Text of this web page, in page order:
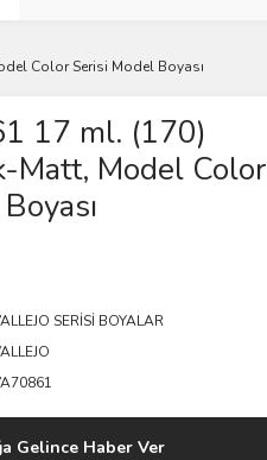
Color Serisi Model Boyası
17 ml. (170)
Matt, Model Color
SERİSİ BOYALAR
Gelince Haber Ver